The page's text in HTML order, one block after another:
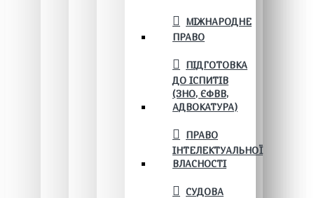
МІЖНАРОДНЕ
ПРАВО
ПІДГОТОВКА
ДО ІСПИТІВ
(ЗНО, ЄФВВ,
АДВОКАТУРА)
ПРАВО
ІНТЕЛЕКТУАЛЬНОЇ
ВЛАСНОСТІ
СУДОВА